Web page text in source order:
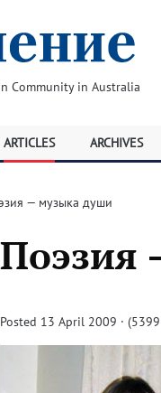
Community in Australia
ARTICLES ARCHIVES
— музыка души
Поэзия
Posted 13 April 2009 ·